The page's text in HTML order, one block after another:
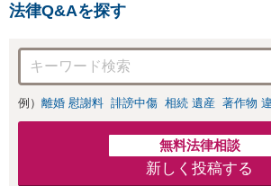
法律Q&Aを探す
例） 離婚 慰謝料 誹謗中傷 相続 遺産 著作物
無料法律相談
新しく投稿する